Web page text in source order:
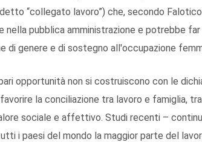
“collegato lavoro”) che, secondo Falotico
pubblica amministrazione e potrebbe
di genere e di sostegno all'occupazione
opportunità non si costruiscono con le
la conciliazione tra lavoro e famiglia,
sociale e affettivo. Studi recenti –
i paesi del mondo la maggior parte del